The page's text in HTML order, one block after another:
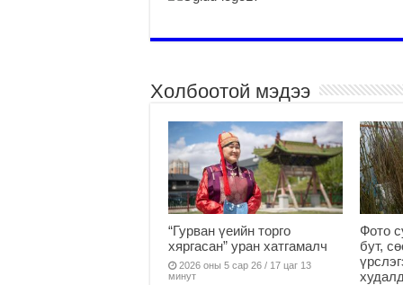
Холбоотой мэдээ
“Гурван үеийн торго
хяргасан” уран хатгамалч
2026 оны 5 сар 26 / 17 цаг 13
минут
Фото
бут,